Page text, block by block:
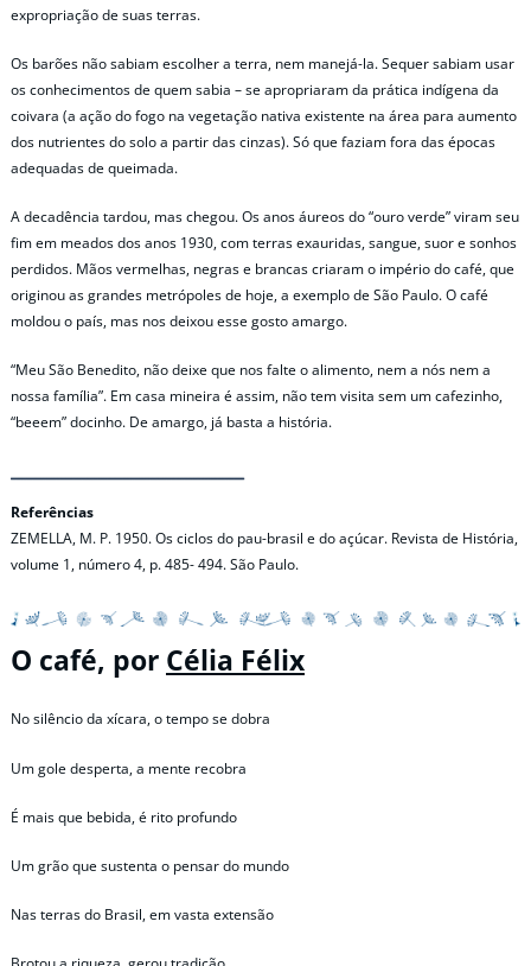
expropriação de suas terras.
Os barões não sabiam escolher a terra, nem manejá-la. Sequer sabiam usar
os conhecimentos de quem sabia – se apropriaram da prática indígena da
coivara (a ação do fogo na vegetação nativa existente na área para aumento
dos nutrientes do solo a partir das cinzas). Só que faziam fora das épocas
adequadas de queimada.
A decadência tardou, mas chegou. Os anos áureos do “ouro verde” viram seu
fim em meados dos anos 1930, com terras exauridas, sangue, suor e sonhos
perdidos. Mãos vermelhas, negras e brancas criaram o império do café, que
originou as grandes metrópoles de hoje, a exemplo de São Paulo. O café
moldou o país, mas nos deixou esse gosto amargo.
“Meu São Benedito, não deixe que nos falte o alimento, nem a nós nem a
nossa família”. Em casa mineira é assim, não tem visita sem um cafezinho,
“beeem” docinho. De amargo, já basta a história.
Referências
ZEMELLA, M. P. 1950. Os ciclos do pau-brasil e do açúcar. Revista de História,
volume 1, número 4, p. 485- 494. São Paulo.
O café, por Célia Félix
No silêncio da xícara, o tempo se dobra
Um gole desperta, a mente recobra
É mais que bebida, é rito profundo
Um grão que sustenta o pensar do mundo
Nas terras do Brasil, em vasta extensão